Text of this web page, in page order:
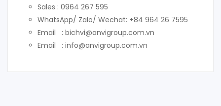
Sales : 0964 267 595
WhatsApp/ Zalo/ Wechat: +84 964 26 7595
Email : bichvi@anvigroup.com.vn
Email : info@anvigroup.com.vn